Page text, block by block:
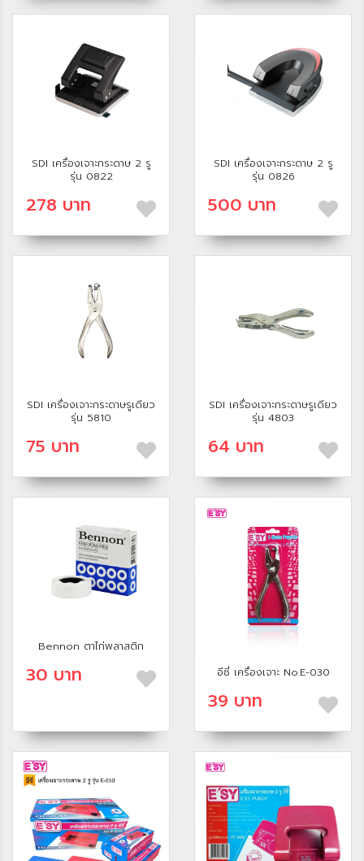
SDI เครื่องเจาะกระดาษ 2 รู
รุ่น 0822
278 บาท
SDI เครื่องเจาะกระดาษ 2 รู
รุ่น 0826
500 บาท
SDI เครื่องเจาะกระดาษรูเดียว
รุ่น 5810
75 บาท
SDI เครื่องเจาะกระดาษรูเดียว
รุ่น 4803
64 บาท
Bennon ตาไก่พลาสติก
30 บาท อีซี่ เครื่องเจาะ No.E-030
39 บาท